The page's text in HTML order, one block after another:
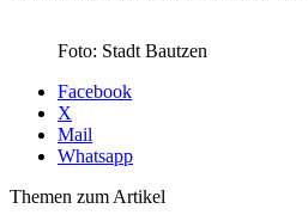
Foto: Stadt Bautzen
Facebook
X
Mail
Whatsapp
Themen zum Artikel